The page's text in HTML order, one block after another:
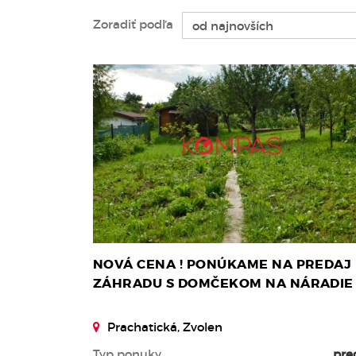
Zoradiť podľa
NOVÁ CENA ! PONÚKAME NA PREDAJ
ZÁHRADU S DOMČEKOM NA NÁRADIE
Prachatická, Zvolen